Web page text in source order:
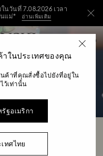
วันที่ 7.08.2026 เวลา
แม่*
อ่านเพิ่มเติม
ายไหล่สีฟ้าที่ใช้งานได้
วันที่ 7.08.2026 เวลา
ดับตกแต่งรูปตุ๊กตา
ชอบได้ในคอลเลกชันที่เปี่ยมเสน่ห์ของ
าในประเทศของคุณ
นค้าที่คุณสั่งซื้อไปยังที่อยู่ใน
ว้เท่านั้น
ฐอเมริกา
ทศไทย